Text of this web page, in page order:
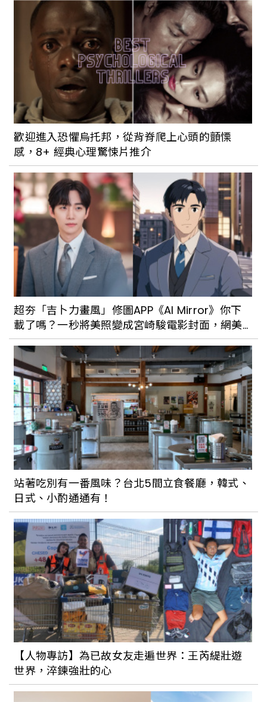
歡迎進入恐懼烏托邦，從背脊爬上心頭的顫慄
感，8+ 經典心理驚悚片推介
超夯「吉卜力畫風」修圖APP《AI Mirror》你下
載了嗎？一秒將美照變成宮崎駿電影封面，網美
們必學
站著吃別有一番風味？台北5間立食餐廳，韓式、
日式、小酌通通有！
【人物專訪】為已故女友走遍世界：王芮緹壯遊
世界，淬鍊強壯的心